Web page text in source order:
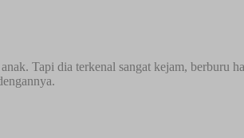
Tapi dia terkenal sangat kejam, berburu